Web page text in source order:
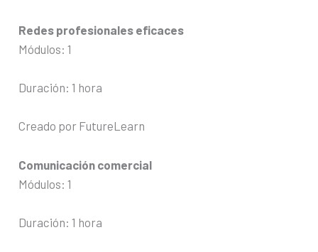
Redes profesionales eficaces
Módulos: 1
Duración: 1 hora
Creado por FutureLearn
Comunicación comercial
Módulos: 1
Duración: 1 hora